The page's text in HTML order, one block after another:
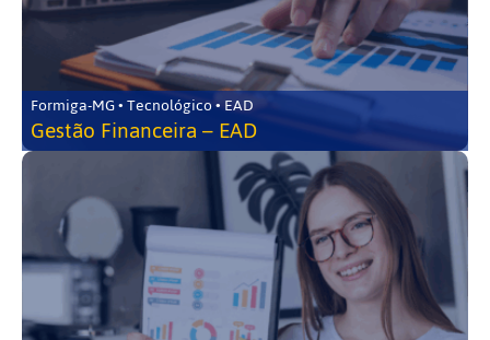
Formiga-MG • Tecnológico • EAD
Gestão Financeira – EAD